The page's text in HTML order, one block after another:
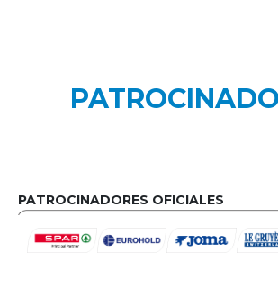
PATROCINADORES OFICIALES